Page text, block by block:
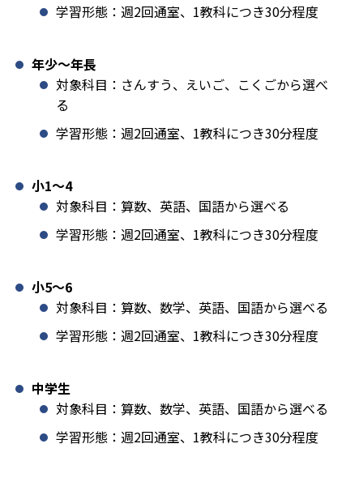
学習形態：週2回通室、1教科につき30分程度
年少〜年長
対象科目：さんすう、えいご、こくごから選べ
る
学習形態：週2回通室、1教科につき30分程度
小1️〜4
対象科目：算数、英語、国語から選べる
学習形態：週2回通室、1教科につき30分程度
小5〜6
対象科目：算数、数学、英語、国語から選べる
学習形態：週2回通室、1教科につき30分程度
中学生
対象科目：算数、数学、英語、国語から選べる
学習形態：週2回通室、1教科につき30分程度